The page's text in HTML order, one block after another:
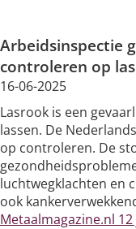
Very Brief Work
Bestellen
Arbeidsinspectie
controleren op
16-06-2025
Lasrook is een
lassen. De
op controleren. De
luchtwegklachten en
ook
Metaalmagazine.nl